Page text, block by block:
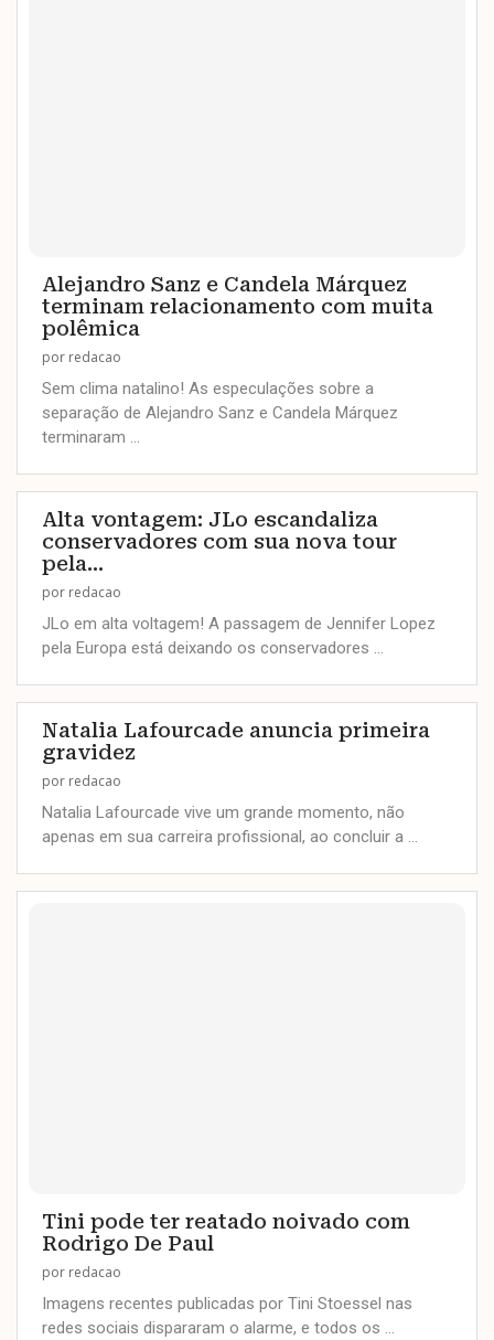
Alejandro Sanz e Candela Márquez
terminam relacionamento com muita
polêmica
por redacao
Sem clima natalino! As especulações sobre a
separação de Alejandro Sanz e Candela Márquez
terminaram …
Alta vontagem: JLo escandaliza
conservadores com sua nova tour
pela...
por redacao
JLo em alta voltagem! A passagem de Jennifer Lopez
pela Europa está deixando os conservadores …
Natalia Lafourcade anuncia primeira
gravidez
por redacao
Natalia Lafourcade vive um grande momento, não
apenas em sua carreira profissional, ao concluir a …
Tini pode ter reatado noivado com
Rodrigo De Paul
por redacao
Imagens recentes publicadas por Tini Stoessel nas
redes sociais dispararam o alarme, e todos os …